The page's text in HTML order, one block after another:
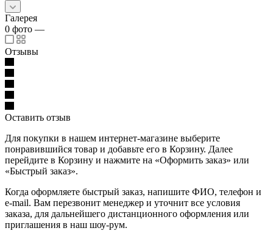
Галерея
0 фото —
Отзывы
Оставить отзыв
Для покупки в нашем интернет-магазине выберите
понравившийся товар и добавьте его в Корзину. Далее
перейдите в Корзину и нажмите на «Оформить заказ» или
«Быстрый заказ».
Когда оформляете быстрый заказ, напишите ФИО, телефон и
e-mail. Вам перезвонит менеджер и уточнит все условия
заказа, для дальнейшего дистанционного оформления или
приглашения в наш шоу-рум.